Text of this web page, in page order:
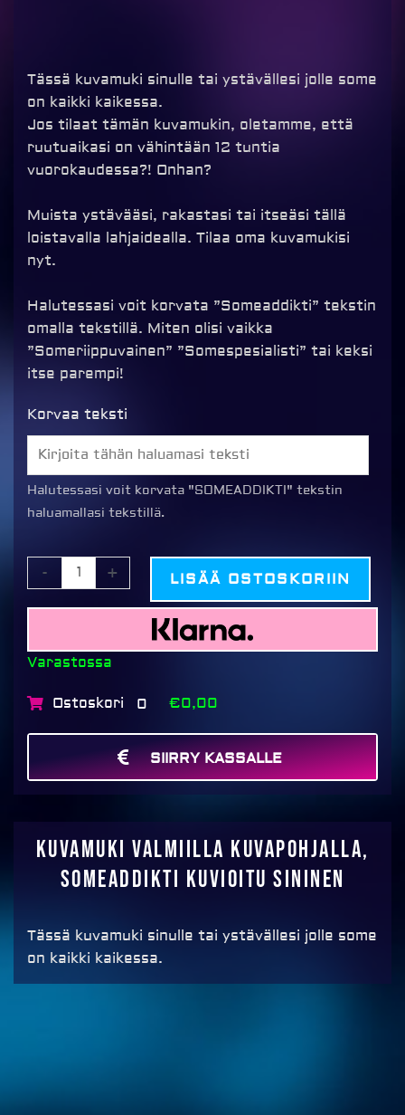
Tässä kuvamuki sinulle tai ystävällesi jolle some
on kaikki kaikessa.
Jos tilaat tämän kuvamukin, oletamme, että
ruutuaikasi on vähintään 12 tuntia
vuorokaudessa?! Onhan?
Muista ystävääsi, rakastasi tai itseäsi tällä
loistavalla lahjaidealla. Tilaa oma kuvamukisi
nyt.
Halutessasi voit korvata ”Someaddikti” tekstin
omalla tekstillä. Miten olisi vaikka
”Someriippuvainen” ”Somespesialisti” tai keksi
itse parempi!
Korvaa teksti
Halutessasi voit korvata "SOMEADDIKTI" tekstin
haluamallasi tekstillä.
-
Kuvamuki
valmiilla
kuvapohjalla,
SOMEADDIKTI
kuvioitu
+ LISÄÄ OSTOSKORIIN
Varastossa
Ostoskori 0 €0,00
SIIRRY KASSALLE
Kuvamuki valmiilla kuvapohjalla,
SOMEADDIKTI kuvioitu sininen
Tässä kuvamuki sinulle tai ystävällesi jolle some
on kaikki kaikessa.